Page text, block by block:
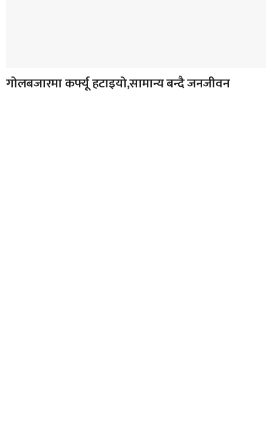
गोलबजारमा कर्फ्यू हटाइयो,सामान्य बन्दै जनजीवन